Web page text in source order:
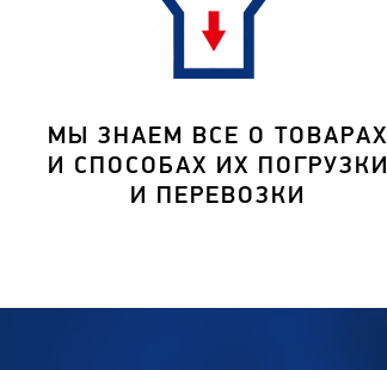
МЫ ЗНАЕМ ВСЕ О ТОВАРАХ
И СПОСОБАХ ИХ ПОГРУЗКИ
И ПЕРЕВОЗКИ